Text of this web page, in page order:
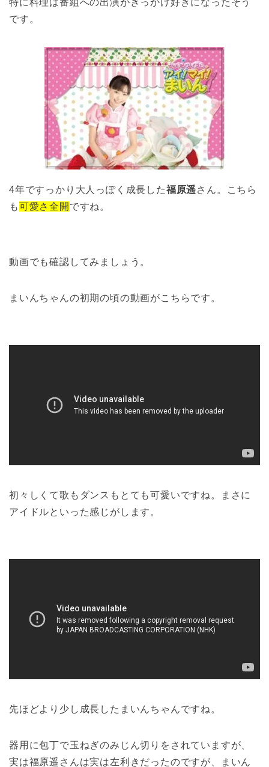
特に料理は番組への出演がきっかけ好きになったそう
です。
4年ですっかり大人っぽく成長した福原遥さん。こちら
も可愛さ全開 ですね。
動画でも確認してみましょう。
まいんちゃんの初期の頃の動画がこちらです。
初々しくて歌もダンスもとても可愛いですね。まさに
アイドルといった感じがします。
先ほどより少し成長したまいんちゃんですね。
器用に包丁で玉ねぎのみじん切りをされていますが、
実は福原遥さんは実は左利きだったのですが、まいん